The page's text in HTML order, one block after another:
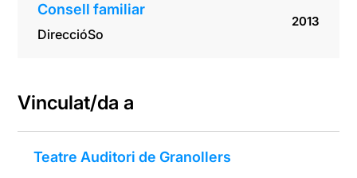
Consell familiar
DireccióSo
2013
Vinculat/da a
Teatre Auditori de Granollers